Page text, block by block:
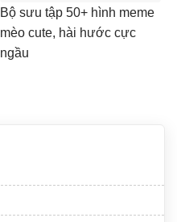
Bộ sưu tập 50+ hình meme
mèo cute, hài hước cực
ngầu